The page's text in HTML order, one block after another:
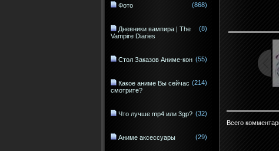
Фото (868)
Дневники вампира | The
Vampire Diaries
(8)
Стол Заказов Аниме-кон (55)
Какое аниме Вы сейчас
смотрите?
(214)
Что лучше mp4 или 3gp? (32)
Аниме аксессуары (29)
Всего